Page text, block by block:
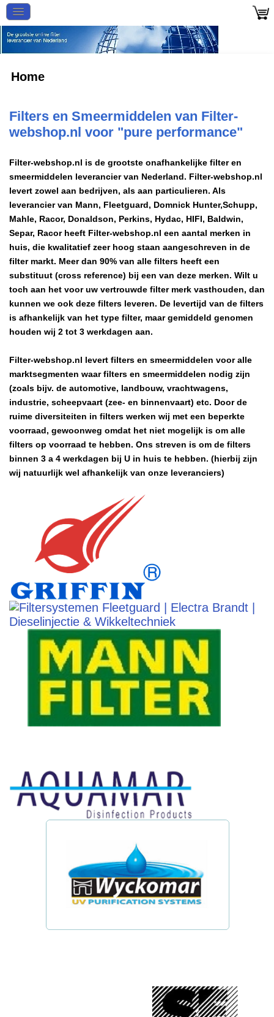
Home
Filters en Smeermiddelen van Filter-
webshop.nl voor "pure performance"
Filter-webshop.nl is de grootste onafhankelijke filter en
smeermiddelen leverancier van Nederland. Filter-webshop.nl
levert zowel aan bedrijven, als aan particulieren. Als
leverancier van Mann, Fleetguard, Domnick Hunter,Schupp,
Mahle, Racor, Donaldson, Perkins, Hydac, HIFI, Baldwin,
Separ, Racor heeft Filter-webshop.nl een aantal merken in
huis, die kwalitatief zeer hoog staan aangeschreven in de
filter markt. Meer dan 90% van alle filters heeft een
substituut (cross reference) bij een van deze merken. Wilt u
toch aan het voor uw vertrouwde filter merk vasthouden, dan
kunnen we ook deze filters leveren. De levertijd van de filters
is afhankelijk van het type filter, maar gemiddeld genomen
houden wij 2 tot 3 werkdagen aan.
Filter-webshop.nl levert filters en smeermiddelen voor alle
marktsegmenten waar filters en smeermiddelen nodig zijn
(zoals bijv. de automotive, landbouw, vrachtwagens,
industrie, scheepvaart (zee- en binnenvaart) etc. Door de
ruime diversiteiten in filters werken wij met een beperkte
voorraad, gewoonweg omdat het niet mogelijk is om alle
filters op voorraad te hebben. Ons streven is om de filters
binnen 3 a 4 werkdagen bij U in huis te hebben. (hierbij zijn
wij natuurlijk wel afhankelijk van onze leveranciers)